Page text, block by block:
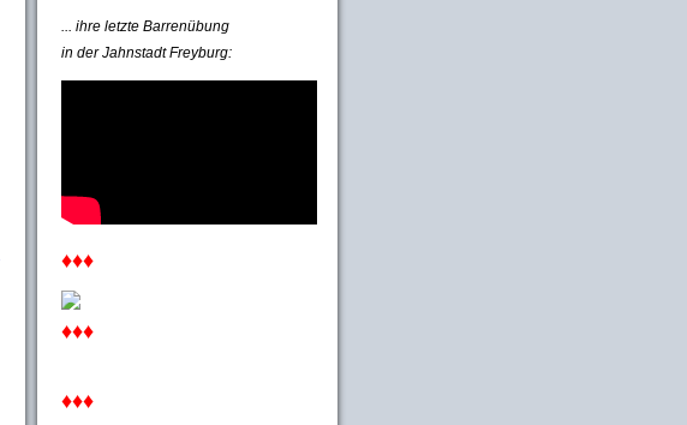
... ihre letzte Barrenübung
in der Jahnstadt Freyburg:
♦♦♦
♦♦♦
♦♦♦